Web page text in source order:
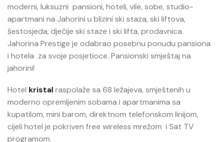
moderni, luksuzni pansioni, hoteli, vile, sobe, studio-
apartmani na Jahorini u blizini ski staza, ski liftova,
šestosjeda, dječije ski staze i ski lifta, prodavnica.
Jahorina Prestige je odabrao posebnu ponudu pansiona
i hotela za svoje posjetioce. Pansionski smještaj na
jahorini!
Hotel kristalraspolaže sa 68 ležajeva, smještenih u
moderno opremljenim sobama i apartmanima sa
kupatilom, mini barom, direktnom telefonskom linijom,
cijeli hotel je pokriven free wireless mrežom i Sat TV
programom.